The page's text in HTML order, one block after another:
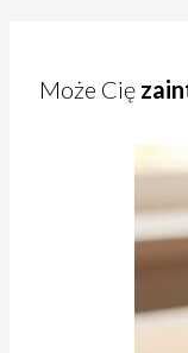
Może Cię